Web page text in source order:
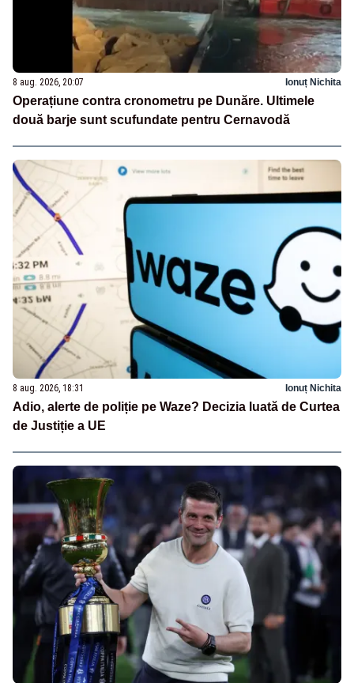
8 aug. 2026, 20:07 Ionuț Nichita
Operațiune contra cronometru pe Dunăre. Ultimele
două barje sunt scufundate pentru Cernavodă
8 aug. 2026, 18:31 Ionuț Nichita
Adio, alerte de poliție pe Waze? Decizia luată de Curtea
de Justiție a UE